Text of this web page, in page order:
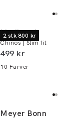
2 stk 800 kr
Lindbergh
Chinos | Slim fit
I alt (inkl. rabat)
499 kr
10 Farver
Meyer Bonn